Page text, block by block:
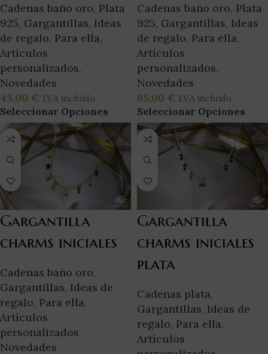
Cadenas baño oro, Plata
925, Gargantillas, Ideas
de regalo, Para ella,
Artículos
personalizados,
Novedades
45,00 € I.V.A incluido
Seleccionar Opciones
Cadenas baño oro, Plata
925, Gargantillas, Ideas
de regalo, Para ella,
Artículos
personalizados,
Novedades
65,00 € I.V.A incluido
Seleccionar Opciones
Gargantilla
charms iniciales
Cadenas baño oro,
Gargantillas, Ideas de
regalo, Para ella,
Artículos
personalizados,
Novedades
Gargantilla
charms iniciales
plata
Cadenas plata,
Gargantillas, Ideas de
regalo, Para ella,
Artículos